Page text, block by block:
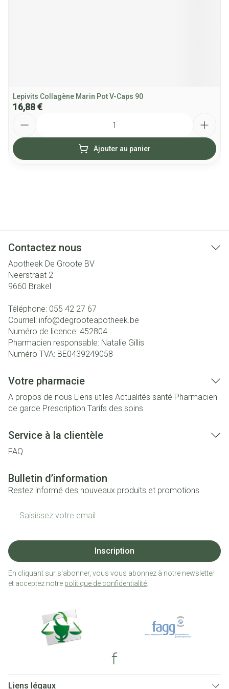
Lepivits Collagène Marin Pot V-Caps 90
16,88 €
Ajouter au panier
Contactez nous
Apotheek De Groote BV
Neerstraat 2
9660 Brakel
Téléphone: 055 42 27 67
Courriel: info@degrooteapotheek.be
Numéro de licence: 452804
Pharmacien responsable: Natalie Gillis
Numéro TVA: BE0439249058
Votre pharmacie
A propos de nous Liens utiles Actualités santé Pharmacien
de garde Prescription Tarifs des soins
Service à la clientèle
FAQ
Bulletin d’information
Restez informé des nouveaux produits et promotions
Inscription
En cliquant sur s'abonner, vous vous abonnez à notre newsletter
et acceptez notre politique de confidentialité
Liens légaux